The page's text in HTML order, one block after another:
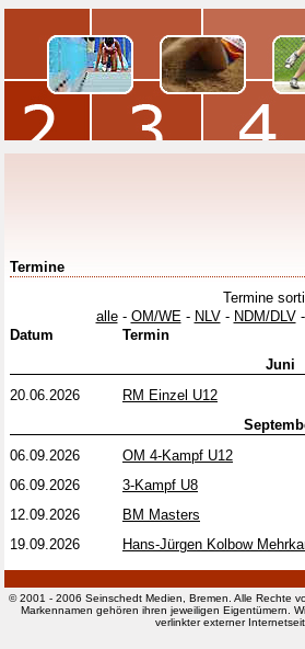
Termine
Termine
alle- OM/WE- NLV- NDM/DLV-
Datum
Termin
Juni
20.06.2026
RM Einzel U12
06.09.2026
OM 4-Kampf U12
06.09.2026
3-Kampf U8
12.09.2026
BM Masters
19.09.2026
Hans-Jürgen Kolbow
© 2001 - 2006 Seinschedt Medien, Bremen. Alle Rechte
Markennamen gehören ihren jeweiligen Eigentümern.
verlinkter externer